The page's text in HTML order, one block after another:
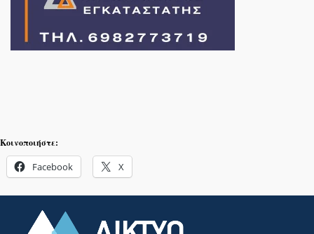
Κοινοποιήστε:
Facebook X